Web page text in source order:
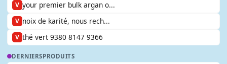
V your premier bulk argan o...
V noix de karité, nous rech...
V thé vert 9380 8147 9366
DERNIERSPRODUITS